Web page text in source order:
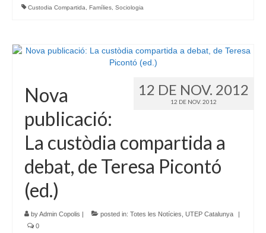
Custodia Compartida Famílies Sociologia
12 DE NOV. 2012
12 DE NOV. 2012
Nova
publicació:
La custòdia compartida a
debat, de Teresa Picontó
(ed.)
byAdmin Copolis | posted in: Totes les Notícies UTEP Catalunya
|
0